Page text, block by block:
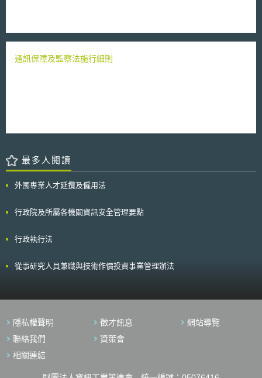
五條 語音通信普及服務包括不經濟公用電話服務及不經濟地區電話服務。
月一日前，以主管機關公告之直轄市、縣（市）地區為實施單位，提出普及
之營運能力，選擇最佳之實施計畫；必要時，得要求申請者修正其提出之實
施計畫。 第七條 實施計畫應載明下列事項： 一、年度普及服務實施前，
其普及率及服務品質之指標。 二、年度普及服務實施後，不經濟地區電話
五、年度普及服務淨成本之詳細計算資料。 主管機關依第六條及第十七條
度普及服務淨成本報表之編製，應依電信普及服務財務報告編製要點辦理。
第八條 不經濟地區電話服務及不經濟公用電話服務之普及服務淨成本，為
經濟地區電話服務之可避免成本，應依附件一之計算公式計算之。 不經濟
路接取服務收入。 八、其他服務收入。 九、營業外收入。 若市內網路單一
交換機房服務區域跨偏遠地區及非偏遠地區，普及服務提供者計算不經濟地
區電話服務之總普及服務淨成本時，得計入該市內網路單一交換機房服務區
域所生之普及服務淨成本。 第十條 不經濟公用電話服務之可避免成本，應
依附件二之計算公式計算之。 不經濟公用電話服務之棄置營收，為單一公
通訊保障及監察法施行細則
最多人閱讀
外國專業人才延攬及僱用法
行政院及所屬各機關資訊安全管理要點
行政執行法
從事研究人員兼職與技術作價投資事業管理辦法
隱私權聲明 徵才訊息
網站導覽
聯絡我們
資策會
相關連結